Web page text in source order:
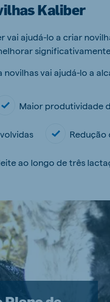
Kaliber
vai ajudá-lo a criar
vai ajudá-lo a
Maior produtividade
ao longo de três